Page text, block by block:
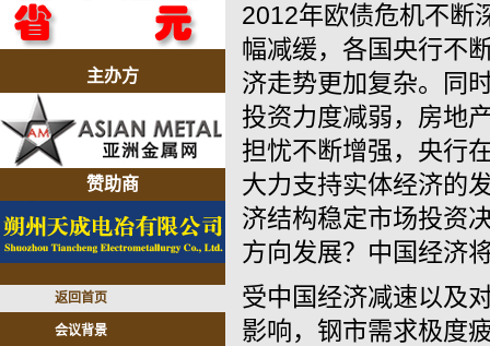
主办方
赞助商
返回首页
会议背景
2012年欧债危机不断
幅减缓，各国央行不
济走势更加复杂。同
投资力度减弱，房地
担忧不断增强，央行
大力支持实体经济的
济结构稳定市场投资
方向发展？中国经济
受中国经济减速以及
影响，钢市需求极度